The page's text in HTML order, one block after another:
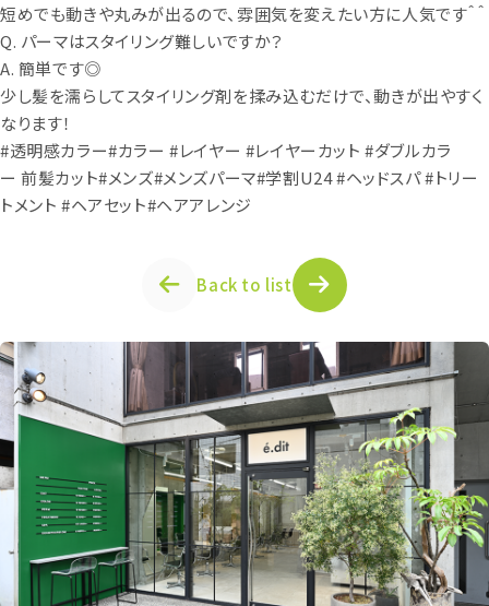
短めでも動きや丸みが出るので、雰囲気を変えたい方に人気です＾＾
Q. パーマはスタイリング難しいですか？
A. 簡単です◎
少し髪を濡らしてスタイリング剤を揉み込むだけで、動きが出やすく
なります！
#透明感カラー#カラー #レイヤー #レイヤーカット #ダブルカラ
ー 前髪カット#メンズ#メンズパーマ#学割U24 #ヘッドスパ #トリー
トメント #ヘアセット#ヘアアレンジ
Back to list